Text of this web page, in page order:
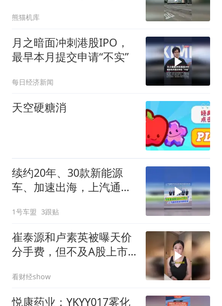
熊猫机库
月之暗面冲刺港股IPO，
最早本月提交申请“不实”
每日经济新闻
天空硬糖消
续约20年、30款新能源
车、加速出海，上汽通用
1号车盟 3跟贴
崔泰源和卢素英被曝天价
分手费，但不及A股上市
看财经show
悦康药业：YKYY017雾化